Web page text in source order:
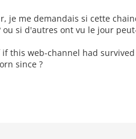
je me demandais si cette
ou si d'autres ont vu le jour
if this web-channel had
since ?